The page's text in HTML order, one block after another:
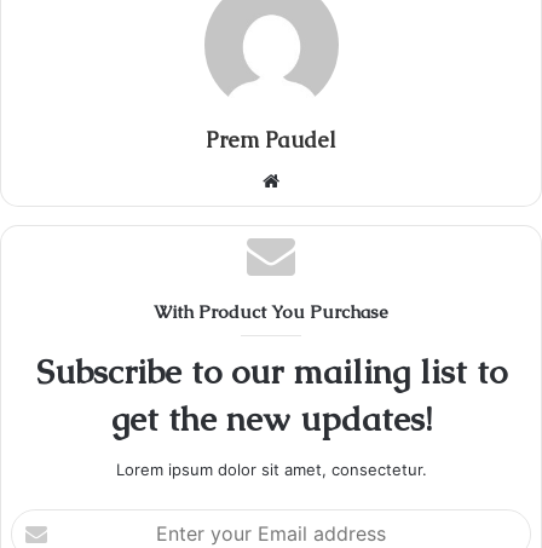
Prem Paudel
Website
With Product You Purchase
Subscribe to our mailing list to
get the new updates!
Lorem ipsum dolor sit amet, consectetur.
Enter